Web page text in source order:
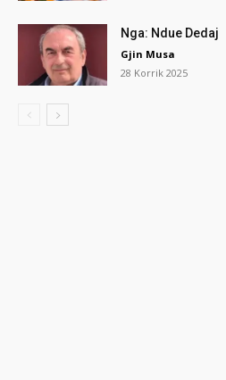
Nga: Ndue Dedaj
Gjin Musa
28 Korrik 2025